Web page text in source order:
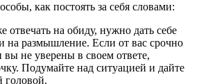
как постоять за себя словами:
отвечать на обиду, нужно дать себе
на размышление. Если от вас срочно
вы не уверены в своем ответе,
Подумайте над ситуацией и дайте
головой.